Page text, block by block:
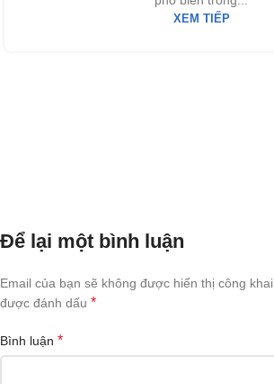
XEM TIẾP
Để lại một bình luận
Email của bạn sẽ không được hiển thị công khai.
được đánh dấu *
Bình luận *